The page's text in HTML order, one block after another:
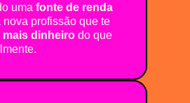
uma fonte de renda
nova profissão que te
mais dinheirodo que